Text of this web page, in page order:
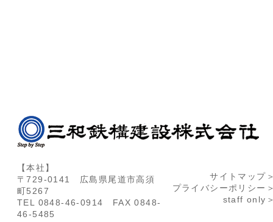
サイトマップ
プライバシーポリシー
staff only
【本社】
〒729-0141 広島県尾道市高須
町5267
TEL 0848-46-0914 FAX 0848-
46-5485